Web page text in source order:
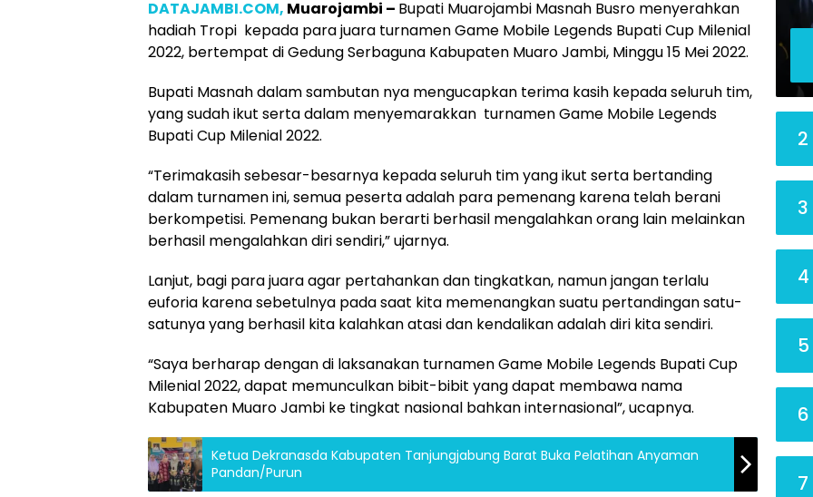
DATAJAMBI.COM, Muarojambi – Bupati Muarojambi Masnah Busro menyerahkan
hadiah Tropi kepada para juara turnamen Game Mobile Legends Bupati Cup Milenial
2022, bertempat di Gedung Serbaguna Kabupaten Muaro Jambi, Minggu 15 Mei 2022.
Bupati Masnah dalam sambutan nya mengucapkan terima kasih kepada seluruh tim,
yang sudah ikut serta dalam menyemarakkan turnamen Game Mobile Legends
Bupati Cup Milenial 2022.
“Terimakasih sebesar-besarnya kepada seluruh tim yang ikut serta bertanding
dalam turnamen ini, semua peserta adalah para pemenang karena telah berani
berkompetisi. Pemenang bukan berarti berhasil mengalahkan orang lain melainkan
berhasil mengalahkan diri sendiri,” ujarnya.
Lanjut, bagi para juara agar pertahankan dan tingkatkan, namun jangan terlalu
euforia karena sebetulnya pada saat kita memenangkan suatu pertandingan satu-
satunya yang berhasil kita kalahkan atasi dan kendalikan adalah diri kita sendiri.
“Saya berharap dengan di laksanakan turnamen Game Mobile Legends Bupati Cup
Milenial 2022, dapat memunculkan bibit-bibit yang dapat membawa nama
Kabupaten Muaro Jambi ke tingkat nasional bahkan internasional”, ucapnya.
Ketua Dekranasda Kabupaten Tanjungjabung Barat Buka Pelatihan Anyaman
Pandan/Purun
2
3
4
5
6
7